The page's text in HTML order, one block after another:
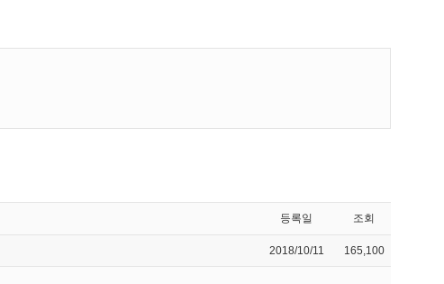
등록일 조회
2018/10/11 165,100